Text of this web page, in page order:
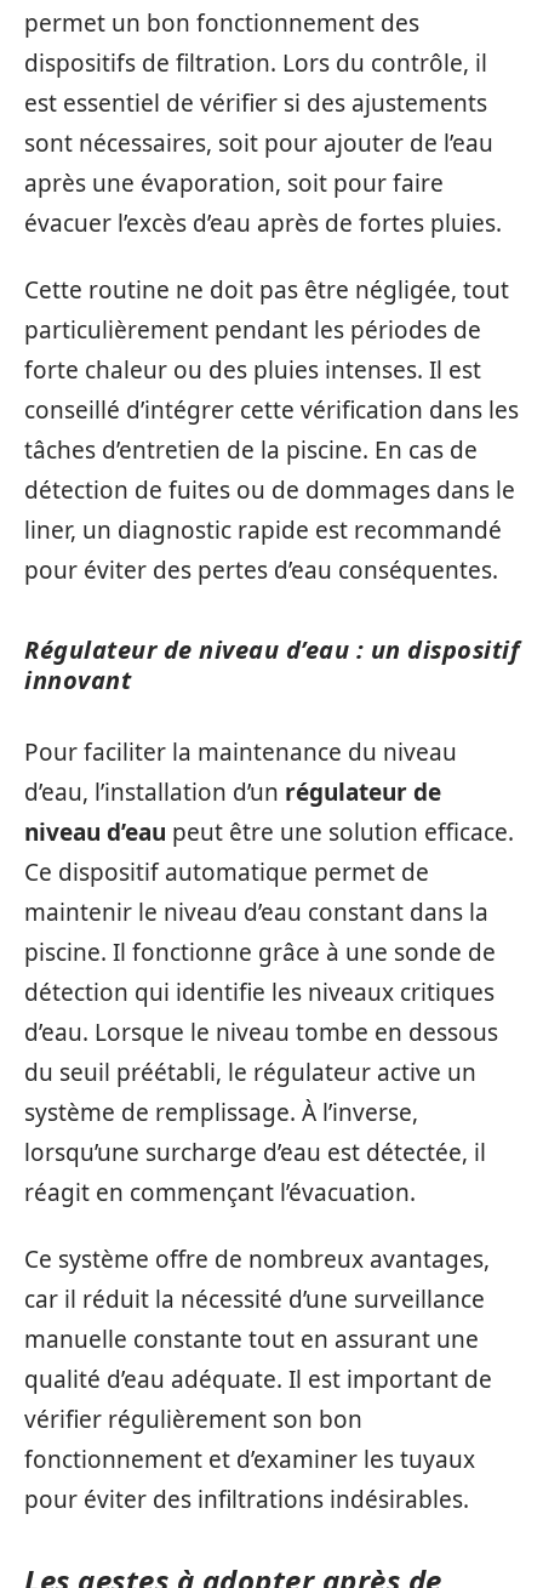
permet un bon fonctionnement des
dispositifs de filtration. Lors du contrôle, il
est essentiel de vérifier si des ajustements
sont nécessaires, soit pour ajouter de l’eau
après une évaporation, soit pour faire
évacuer l’excès d’eau après de fortes pluies.
Cette routine ne doit pas être négligée, tout
particulièrement pendant les périodes de
forte chaleur ou des pluies intenses. Il est
conseillé d’intégrer cette vérification dans les
tâches d’entretien de la piscine. En cas de
détection de fuites ou de dommages dans le
liner, un diagnostic rapide est recommandé
pour éviter des pertes d’eau conséquentes.
Régulateur de niveau d’eau : un dispositif
innovant
Pour faciliter la maintenance du niveau
d’eau, l’installation d’un régulateur de
niveau d’eau peut être une solution efficace.
Ce dispositif automatique permet de
maintenir le niveau d’eau constant dans la
piscine. Il fonctionne grâce à une sonde de
détection qui identifie les niveaux critiques
d’eau. Lorsque le niveau tombe en dessous
du seuil préétabli, le régulateur active un
système de remplissage. À l’inverse,
lorsqu’une surcharge d’eau est détectée, il
réagit en commençant l’évacuation.
Ce système offre de nombreux avantages,
car il réduit la nécessité d’une surveillance
manuelle constante tout en assurant une
qualité d’eau adéquate. Il est important de
vérifier régulièrement son bon
fonctionnement et d’examiner les tuyaux
pour éviter des infiltrations indésirables.